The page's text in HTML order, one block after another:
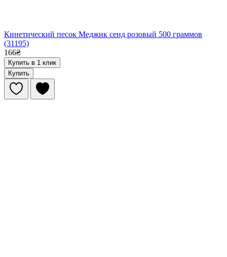
Кинетический песок Меджик сенд розовый 500 граммов
(31195)
166₴
Купить в 1 клик
Купить